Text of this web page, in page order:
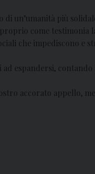
di un’umanità più
come
che impediscono e
espandersi,
accorato appello,